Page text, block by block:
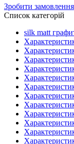
Зробити замовлення
Список категорій
silk matt